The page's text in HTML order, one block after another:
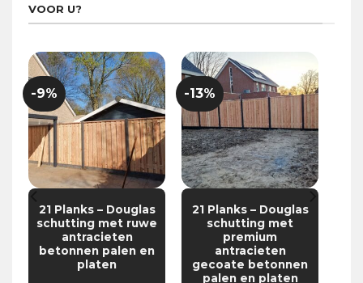
VOOR U?
-9%
21 Planks – Douglas
schutting met ruwe
antracieten
betonnen palen en
platen
-13%
21 Planks – Douglas
schutting met
premium
antracieten
gecoate betonnen
palen en platen